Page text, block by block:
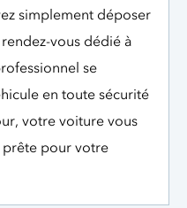
simplement déposer
vous dédié à
se
en toute sécurité
votre voiture vous
pour votre